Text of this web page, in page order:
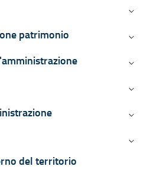
Bilanci
patrimonio Beni
Servizi
Opere
del territorio